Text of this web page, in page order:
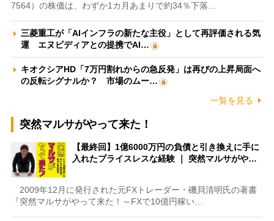
7564）の株価は、わずか1カ月あまりで約34％下落…
三菱重工が「AIインフラの新たな主役」として再評価される気
運 エヌビディアとの提携でAI…
キオクシアHD「7万円割れからの急反発」は再びの上昇局面へ
の反転シグナルか？ 市場のムー…
一覧を見る
突然マルサがやって来た！
【最終回】1億6000万円の負債と引き換えに手に
入れたプライスレスな経験 ｜ 突然マルサがや…
2009年12月に発行された元FXトレーダー・磯貝清明氏の著書
『突然マルサがやって来た！～FXで10億円稼い…